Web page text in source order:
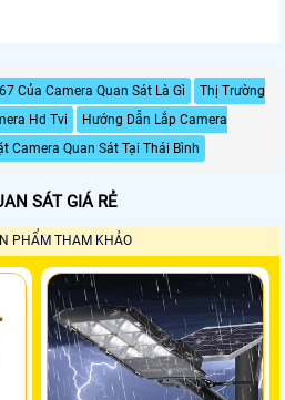
Của Camera Quan Sát Là Gì
Thị Trường
Hd Tvi
Hướng Dẫn Lắp Camera
Camera Quan Sát Tại Thái Bình
SÁT GIÁ RẺ
PHẨM THAM KHẢO